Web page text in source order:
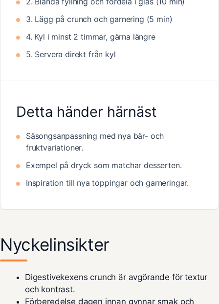
3. Lägg på crunch och garnering (5 min)
4. Kyl i minst 2 timmar, gärna längre
5. Servera direkt från kyl
Detta händer härnäst
Säsongsanpassning med nya bär- och
fruktvariationer.
Exempel på dryck som matchar desserten.
Inspiration till nya toppingar och garneringar.
Nyckelinsikter
Digestivekexens crunch är avgörande för textur
och kontrast.
Förberedelse dagen innan gynnar smak och